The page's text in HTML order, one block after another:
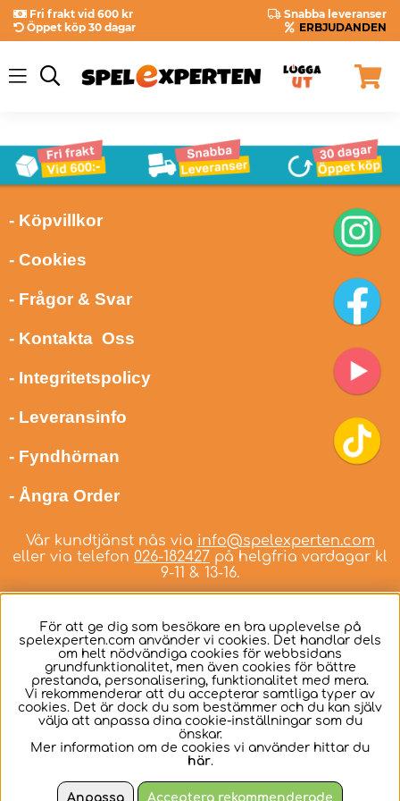
Fri frakt vid 600 kr
Snabba leveranser
Öppet köp 30 dagar
ERBJUDANDEN
- Köpvillkor
- Cookies
- Frågor & Svar
- Kontakta Oss
- Integritetspolicy
- Leveransinfo
- Fyndhörnan
- Ångra Order
Vår kundtjänst nås via info@spelexperten.com
eller via telefon 026-182427 på helgfria vardagar kl
9-11 & 13-16.
Svenska
För att ge dig som besökare en bra upplevelse på
spelexperten.com använder vi cookies. Det handlar dels
om helt nödvändiga cookies för webbsidans
grundfunktionalitet, men även cookies för bättre
prestanda, personalisering, funktionalitet med mera.
Vi rekommenderar att du accepterar samtliga typer av
cookies. Det är dock du som bestämmer och du kan själv
välja att anpassa dina cookie-inställningar som du
önskar.
Mer information om de cookies vi använder hittar du
här.
Anpassa Acceptera rekommenderade